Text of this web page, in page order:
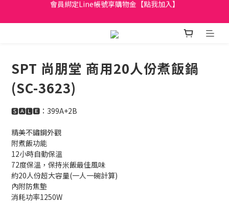
日立家電、國際牌 原廠管制價格 私訊優惠價
SPT 尚朋堂 商用20人份煮飯鍋
(SC-3623)
🆂🅰🅻🅴：399A+2B
精美不鏽鋼外觀
附煮飯功能
12小時自動保溫
72度保溫，保持米飯最佳風味
約20人份超大容量(一人一碗計算)
內附防焦墊
消耗功率1250W